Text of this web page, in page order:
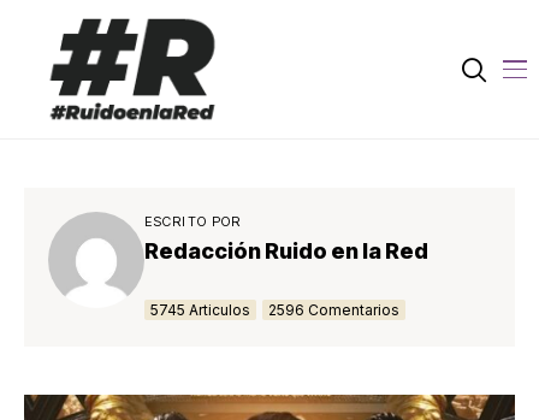
ESCRITO POR
Redacción Ruido en la Red
5745 Articulos 2596 Comentarios